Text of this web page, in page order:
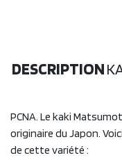
DESCRIPTION
PCNA. Le kaki
originaire du Japon.
de cette variété :